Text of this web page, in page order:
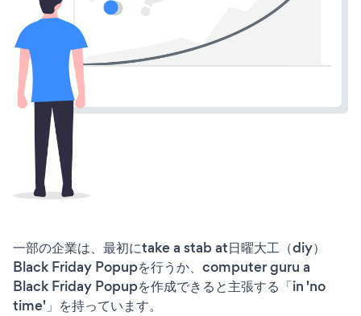
一部の企業は、最初にtake a stab at日曜大工（diy）
Black Friday Popupを行うか、computer guru a
Black Friday Popupを作成できると主張する「in 'no
time'」を持っています。